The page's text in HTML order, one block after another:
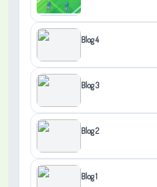
Blog 4
Blog 3
Blog 2
Blog 1